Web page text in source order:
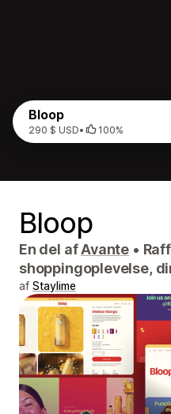
Bloop
290 $ USD• 100%
Bloop
En del afAvante •
shoppingoplevelse,
af Staylime